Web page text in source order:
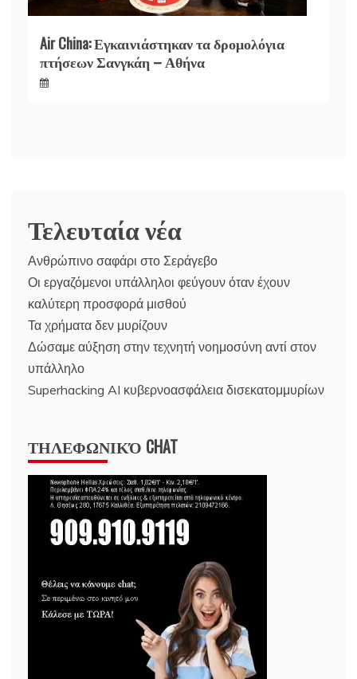
Air China: Εγκαινιάστηκαν τα δρομολόγια
πτήσεων Σανγκάη – Αθήνα
Τελευταία νέα
Ανθρώπινο σαφάρι στο Σεράγεβο
Οι εργαζόμενοι υπάλληλοι φεύγουν όταν έχουν
καλύτερη προσφορά μισθού
Τα χρήματα δεν μυρίζουν
Δώσαμε αύξηση στην τεχνητή νοημοσύνη αντί στον
υπάλληλο
Superhacking AI κυβερνοασφάλεια δισεκατομμυρίων
ΤΗΛΕΦΩΝΙΚΌ CHAT